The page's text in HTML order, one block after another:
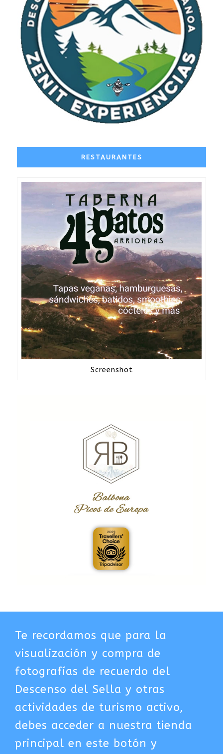
RESTAURANTES
Screenshot
Te recordamos que para la
visualización y compra de
fotografías de recuerdo del
Descenso del Sella y otras
actividades de turismo activo,
debes acceder a nuestra tienda
principal en este botón y